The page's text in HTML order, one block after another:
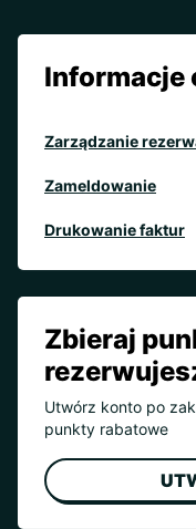
Informacje
Zarządzanie
Zameldowanie
Drukowanie faktur
Zbieraj
Utwórz konto po
punkty rabatowe